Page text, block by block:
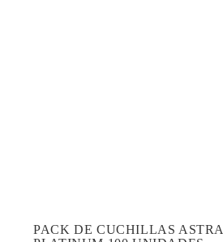
PACK DE CUCHILLAS ASTRA